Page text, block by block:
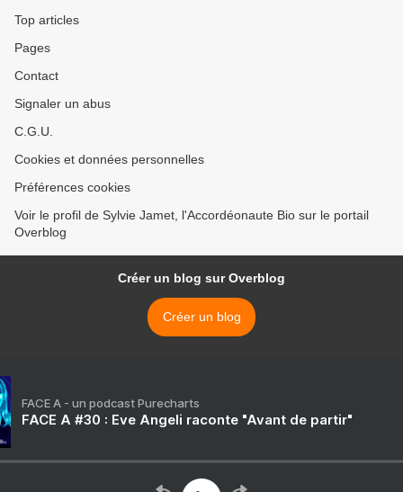
Top articles
Pages
Contact
Signaler un abus
C.G.U.
Cookies et données personnelles
Préférences cookies
Voir le profil de Sylvie Jamet, l'Accordéonaute Bio sur le portail
Overblog
Créer un blog sur Overblog
Créer un blog
FACE A - un podcast Purecharts
FACE A #30 : Eve Angeli raconte "Avant de partir"